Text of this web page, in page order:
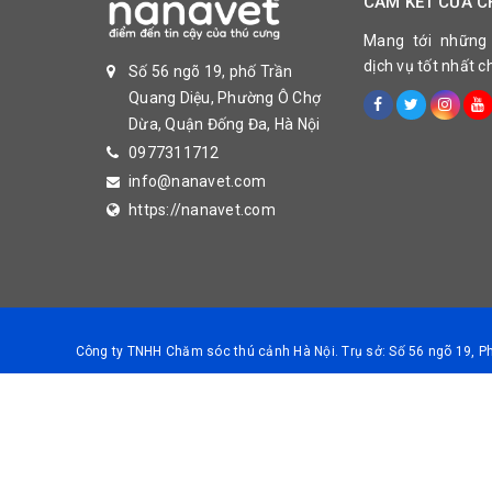
KHẨU PHẦN ĂN
Số 56 ngõ 19, phố Trần
Quang Diệu, Phường Ô Chợ
Dừa, Quận Đống Đa, Hà Nội
0977311712
info@nanavet.com
https://nanavet.com
Mang tới
dịch vụ tốt nhất
Công ty TNHH Chăm sóc thú cảnh Hà Nội. Trụ sở: Số 56 ngõ 19,